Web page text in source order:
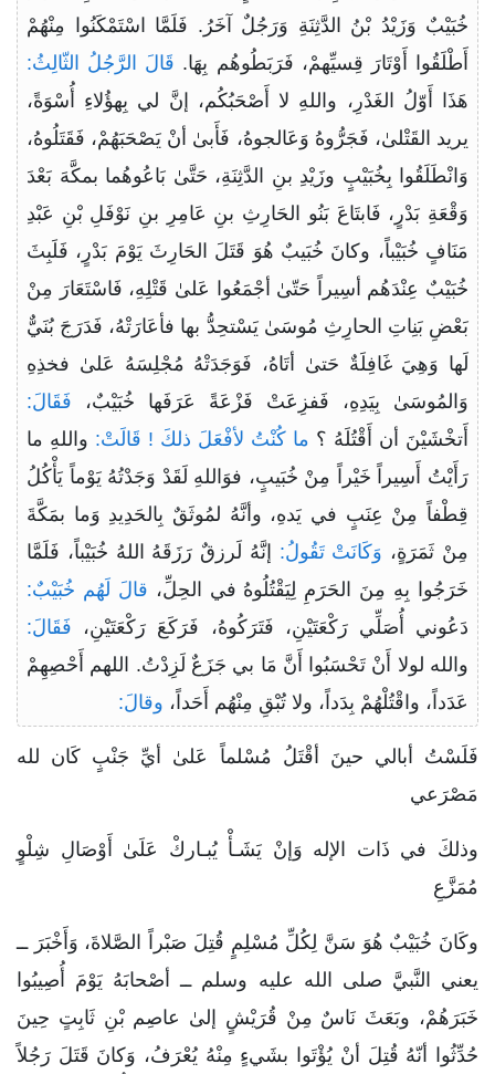
خُبَيْبٌ وَزَيْدُ بْنُ الدَّثِنَةِ وَرَجُلٌ آخَرُ. فَلَمَّا اسْتَمْكَنُوا مِنْهُمْ
أَطْلَقُوا أَوْتَارَ قِسيِّهمْ، فَرَبَطُوهُم بِهَا. قَالَ الرَّجُلُ الثّالِثُ:
هَذَا أَوّلُ الغَدْرِ، واللهِ لا أَصْحَبُكُم، إنَّ لي بِهؤُلاءِ أُسْوَةً،
يريد القَتْلىٰ، فَجَرُّوهُ وَعَالجوهُ، فَأَبىٰ أنْ يَصْحَبَهُمْ، فَقَتَلُوهُ،
وَانْطَلَقُوا بِخُبَيْبٍ وزَيْدِ بنِ الدَّثِنَةِ، حَتَّىٰ بَاعُوهُما بمكَّهَ بَعْدَ
وَقْعَةِ بَدْرٍ، فَابتَاعَ بَنُو الحَارِثِ بنِ عَامِرِ بنِ نَوْفَلِ بْنِ عَبْدِ
مَنَافٍ خُبَيْباً، وكانَ خُبَيبٌ هُوَ قَتَلَ الحَارِثَ يَوْمَ بَدْرٍ، فَلَبِثَ
خُبَيْبٌ عِنْدَهُم أسِيراً حَتّىٰ أجْمَعُوا عَلىٰ قَتْلِهِ، فَاسْتَعَارَ مِنْ
بَعْضِ بَنِاتِ الحارِثِ مُوسَىٰ يَسْتحِدُّ بها فأعَارَتْهُ، فَدَرَجَ بُنَيٌّ
لَها وَهِيَ غَافِلَةٌ حَتىٰ أتَاهُ، فَوَجَدَتْهُ مُجْلِسَهُ عَلىٰ فخذِهِ
وَالمُوسَىٰ بِيَدِهِ، فَفزِعَتْ فَزْعَةً عَرَفَها خُبَيْبٌ، فَقَالَ:
أَتخْشَيْنَ أن أَقْتُلَهُ ؟ ما كُنْتُ لأفْعَلَ ذلكَ ! قَالَتْ: واللهِ ما
رَأَيْتُ أَسِيراً خَيْراً مِنْ خُبَيبٍ، فوَاللهِ لَقَدْ وَجَدْتُهُ يَوْماً يَأْكُلُ
قِطْفاً مِنْ عِنَبٍ في يَدهِ، وأنَّهُ لمُوثَقٌ بِالحَدِيدِ وَما بمَكَّةَ
مِنْ ثَمَرَةٍ، وَكَانَتْ تَقُولُ: إنَّهُ لَرزقٌ رَزَقَهُ اللهُ خُبَيْباً، فَلَمَّا
خَرَجُوا بِهِ مِنَ الحَرَمِ لِيَقْتُلُوهُ في الحِلِّ، قالَ لَهُم خُبَيْبٌ:
دَعُوني أُصَلِّي رَكْعَتَيْنِ، فَتَرَكُوهُ، فَرَكَعَ رَكْعَتَيْنِ، فَقَالَ:
والله لولا أَنْ تَحْسَبُوا أَنَّ مَا بي جَزَعٌ لَزِدْتُ. اللهم أَحْصِهِمْ
عَدَداً، واقْتُلْهُمْ بِدَداً، ولا تُبْقِ مِنْهُم أَحَداً، وقالَ:
فَلَسْتُ أبالي حينَ أقْتَلُ مُسْلماً عَلىٰ أيِّ جَنْبٍ كَان لله
مَصْرَعي
وذلكَ في ذَات الإله وَإنْ يَشَـأْ يُبـاركْ عَلَىٰ أَوْصَالِ شِلْوٍ
مُمَزَّعِ
وكَانَ خُبَيْبٌ هُوَ سَنَّ لِكُلِّ مُسْلِمٍ قُتِلَ صَبْراً الصَّلاةَ، وَأَخْبَرَ ــ
يعني النَّبيَّ صلى الله عليه وسلم ــ أصْحابَهُ يَوْمَ أُصِيبُوا
خَبَرَهُمْ، وبَعَثَ نَاسٌ مِنْ قُرَيْشٍ إلىٰ عاصِم بْنِ ثَابِتٍ حِينَ
حُدِّثُوا أنّهُ قُتِلَ أنْ يُؤْتَوا بشَيءٍ مِنْهُ يُعْرَفُ، وَكانَ قَتَلَ رَجُلاً